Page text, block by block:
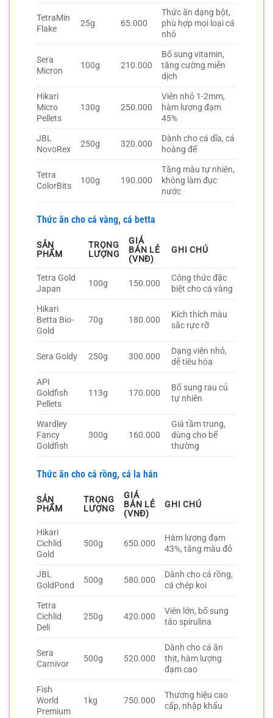
TetraMin
Flake
25g 65.000
Thức ăn dạng bột,
phù hợp mọi loại cá
nhỏ
Sera
Micron
100g 210.000
Bổ sung vitamin,
tăng cường miễn
dịch
Hikari
Micro
Pellets
130g 250.000
Viên nhỏ 1-2mm,
hàm lượng đạm
45%
JBL
NovoRex
250g 320.000
Dành cho cá dĩa, cá
hoàng đế
Tetra
ColorBits
100g 190.000
Tăng màu tự nhiên,
không làm đục
nước
Thức ăn cho cá vàng, cá betta
SẢN
PHẨM
TRỌNG
LƯỢNG
GIÁ
BÁN LẺ
(VNĐ)
GHI CHÚ
Tetra Gold
Japan
100g 150.000
Công thức đặc
biệt cho cá vàng
Hikari
Betta Bio-
Gold
70g 180.000
Kích thích màu
sắc rực rỡ
Sera Goldy 250g 300.000
Dạng viên nhỏ,
dễ tiêu hóa
API
Goldfish
Pellets
113g 170.000
Bổ sung rau củ
tự nhiên
Wardley
Fancy
Goldfish
300g 160.000
Giá tầm trung,
dùng cho bể
thường
Thức ăn cho cá rồng, cá la hán
SẢN
PHẨM
TRỌNG
LƯỢNG
GIÁ
BÁN LẺ
(VNĐ)
GHI CHÚ
Hikari
Cichlid
Gold
500g 650.000
Hàm lượng đạm
43%, tăng màu đỏ
JBL
GoldPond
500g 580.000
Dành cho cá rồng,
cá chép koi
Tetra
Cichlid
Deli
250g 420.000
Viên lớn, bổ sung
tảo spirulina
Sera
Carnivor
500g 520.000
Dành cho cá ăn
thịt, hàm lượng
đạm cao
Fish
World
Premium
1kg 750.000
Thương hiệu cao
cấp, nhập khẩu